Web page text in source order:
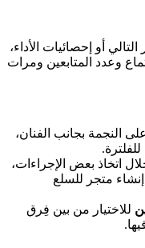
أو إحصائيات الأداء،
وعدد المتابعين ومرات
النجمة بجانب الفنان،
للفلترة.
اتخاذ بعض الإجراءات،
متجر للسلع
للاختيار من بين فِرق